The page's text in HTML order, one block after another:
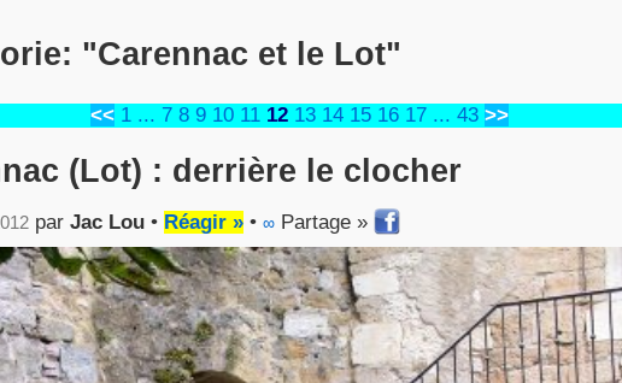
"Carennac et le Lot"
<< 1 ... 7 8 9 10 11 12 13 14 15 16 17 ... 43 >>
(Lot) : derrière le clocher
par Jac Lou • Réagir » • ∞ Partage »